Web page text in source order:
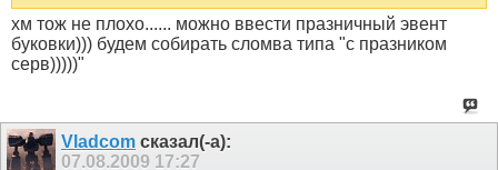
хм тож не плохо...... можно ввести празничный эвент
буковки))) будем собирать сломва типа "с празником
серв)))))"
Vladcom сказал(-а):
07.08.2009 17:27